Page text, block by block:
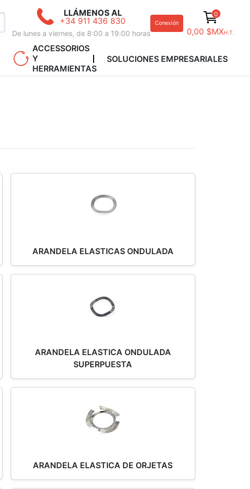
LLÁMENOS AL
+34 911 436 830
De lunes a viernes, de 8:00 a 19:00 horas
Conexión
0
0,00 $MXH.T.
ACCESSORIOS
Y
HERRAMIENTAS
SOLUCIONES EMPRESARIALES
ARANDELA ELASTICAS ONDULADA
ARANDELA ELASTICA ONDULADA
SUPERPUESTA
ARANDELA ELASTICA DE ORJETAS